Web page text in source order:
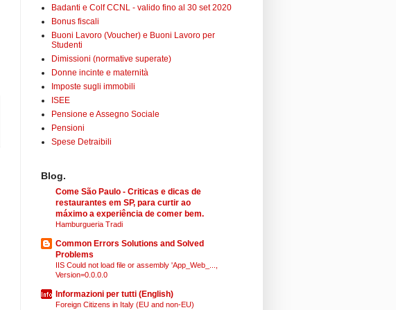
Badanti e Colf CCNL - valido fino al 30 set 2020
Bonus fiscali
Buoni Lavoro (Voucher) e Buoni Lavoro per
Studenti
Dimissioni (normative superate)
Donne incinte e maternità
Imposte sugli immobili
ISEE
Pensione e Assegno Sociale
Pensioni
Spese Detraibili
Blog.
Come São Paulo - Criticas e dicas de
restaurantes em SP, para curtir ao
máximo a experiência de comer bem.
Hamburgueria Tradi
Common Errors Solutions and Solved
Problems
IIS Could not load file or assembly 'App_Web_...,
Version=0.0.0.0
Informazioni per tutti (English)
Foreign Citizens in Italy (EU and non-EU)